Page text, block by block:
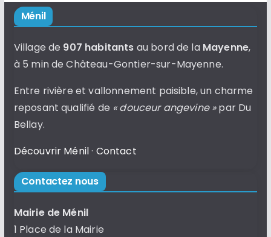
Ménil
Village de 907 habitants au bord de la Mayenne,
à 5 min de Château-Gontier-sur-Mayenne.
Entre rivière et vallonnement paisible, un charme
reposant qualifié de « douceur angevine »par Du
Bellay.
Découvrir Ménil· Contact
Contactez nous
Mairie de Ménil
1 Place de la Mairie